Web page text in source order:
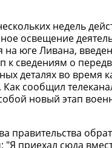
недель
освещение
юге Ливана,
к сведениям о
деталях во время
сообщил
новый этап
правительства
приехал сюда